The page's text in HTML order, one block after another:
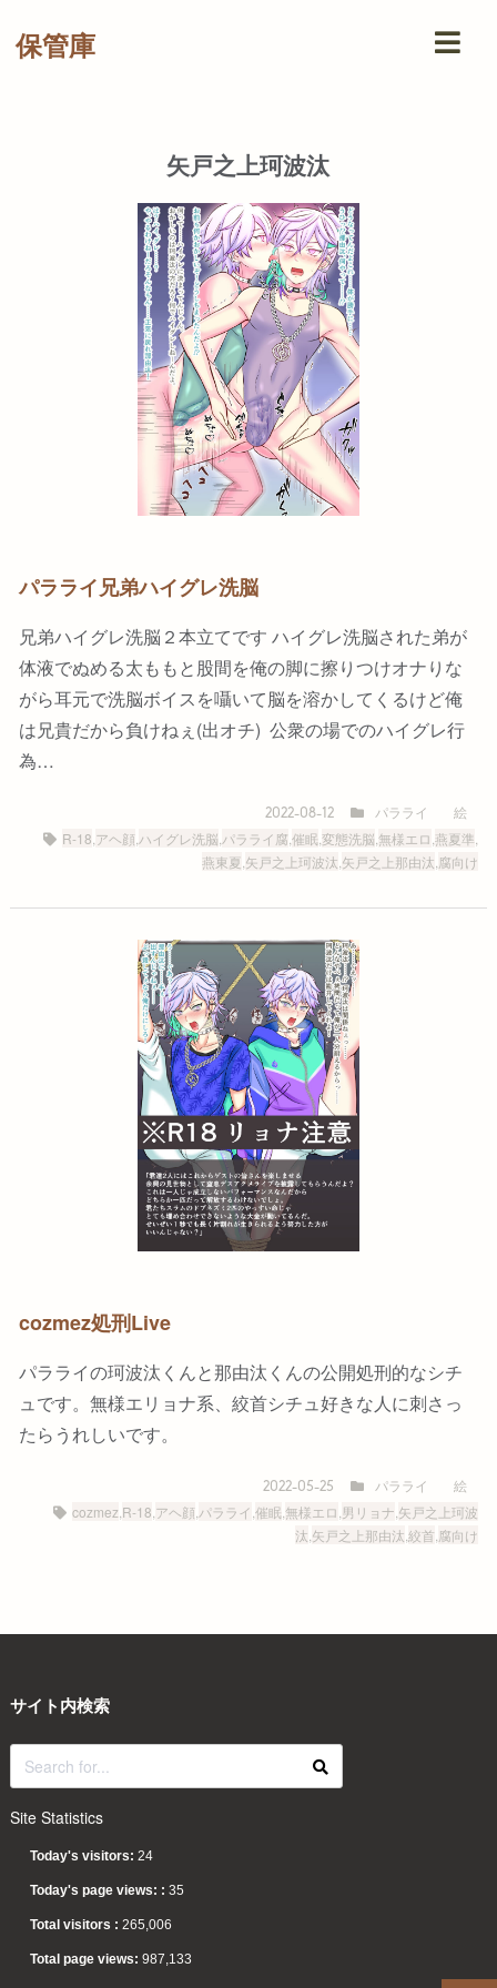
保管庫
矢戸之上珂波汰
パラライ兄弟ハイグレ洗脳
兄弟ハイグレ洗脳２本立てです ハイグレ洗脳された弟が
体液でぬめる太ももと股間を俺の脚に擦りつけオナりな
がら耳元で洗脳ボイスを囁いて脳を溶かしてくるけど俺
は兄貴だから負けねぇ(出オチ) 公衆の場でのハイグレ行
為…
2022-08-12 パラライ
絵
R-18 アヘ顔 ハイグレ洗脳 パラライ腐 ,催眠 変態洗脳 ,無様エロ ,燕夏準
燕東夏 矢戸之上珂波汰 矢戸之上那由汰 腐向け
cozmez処刑Live
パラライの珂波汰くんと那由汰くんの公開処刑的なシチ
ュです。無様エリョナ系、絞首シチュ好きな人に刺さっ
たらうれしいです。
2022-05-25 パラライ
絵
cozmez,R-18,アヘ顔,パラライ,催眠,無様エロ,男リョナ,矢戸之上珂波
汰,矢戸之上那由汰,絞首,腐向け
サイト内検索
Site Statistics
Today's visitors: 24
Today's page views: : 35
Total visitors : 265,006
Total page views: 987,133